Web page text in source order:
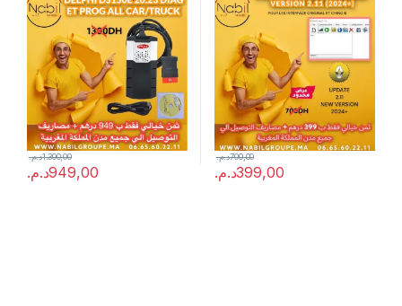
949,00د.م.
1.300,00د.م.
399,00د.م.
700,00د.م.